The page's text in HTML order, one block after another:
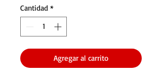
Cantidad *
Agregar al carrito